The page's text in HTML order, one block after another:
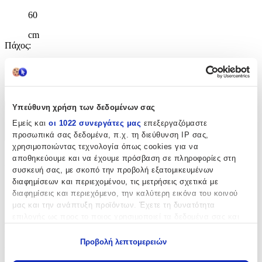
Υπεύθυνη χρήση των δεδομένων σας
Εμείς και οι 1022 συνεργάτες μας επεξεργαζόμαστε
προσωπικά σας δεδομένα, π.χ. τη διεύθυνση IP σας,
χρησιμοποιώντας τεχνολογία όπως cookies για να
αποθηκεύουμε και να έχουμε πρόσβαση σε πληροφορίες στη
συσκευή σας, με σκοπό την προβολή εξατομικευμένων
διαφημίσεων και περιεχομένου, τις μετρήσεις σχετικά με
διαφημίσεις και περιεχόμενο, την καλύτερη εικόνα του κοινού
μας και την ανάπτυξη προϊόντων. Έχετε τη δυνατότητα
Προβολή λεπτομερειών
60
cm
Πάχος:
mm
+
Χαρακτηριστικά
Κατασκευαστής:
Jaklin